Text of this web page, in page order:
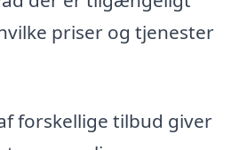
priser og tjenester
forskellige tilbud giver